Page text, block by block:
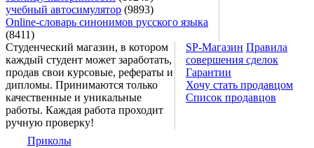
учебный автосимулятор (9893)
Online-словарь синонимов русского языка
(8411)
Студенческий магазин, в котором
каждый студент может заработать,
продав свои курсовые, рефераты и
дипломы. Принимаются только
качественные и уникальные
работы. Каждая работа проходит
ручную проверку!
SP-Магазин Правила
совершения сделок
Гарантии
Хочу стать продавцом
Список продавцов
Приколы